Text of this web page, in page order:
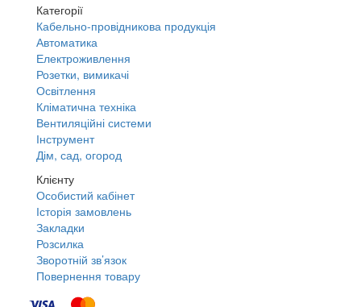
Категорії
Кабельно-провідникова продукція
Автоматика
Електроживлення
Розетки, вимикачі
Освітлення
Кліматична техніка
Вентиляційні системи
Інструмент
Дім, сад, огород
Клієнту
Особистий кабінет
Історія замовлень
Закладки
Розсилка
Зворотній зв’язок
Повернення товару